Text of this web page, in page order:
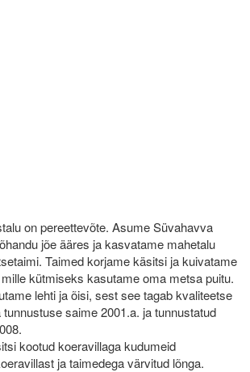
on pereettevõte. Asume Süvahavva
jõe ääres ja kasvatame mahetalu
Taimed korjame käsitsi ja kuivatame
kütmiseks kasutame oma metsa puitu.
lehti ja õisi, sest see tagab kvaliteetse
saime 2001.a. ja tunnustatud
kootud koeravillaga kudumeid
ja taimedega värvitud lõnga.